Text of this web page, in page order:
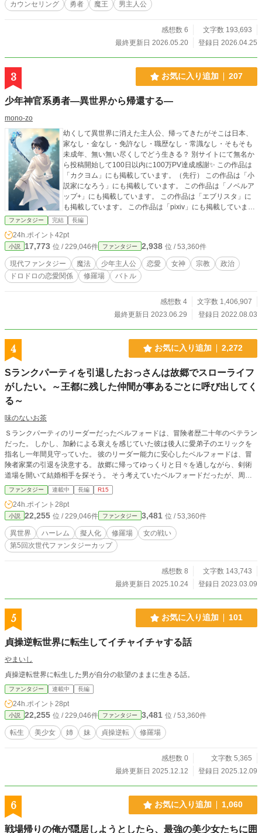
化していく。 異世界ギルド発、激重感情ヤンデレ修羅場ラブ
開催された「異世界“最かわ”ヒロインコンテスト」の週間ラン
キング1位獲得作品 カクヨム版とは第四章以降の展開を変更
s://kakuyomu.jp/works/822139846623644427
カウンセリング
勇者 魔王 男主人公
感想数 6
文字数 193,693
最終更新日 2026.05.20
登録日 2026.04.25
3 お気に入り追加 207
少年神官系勇者―異世界から帰還する―
mono-zo
幼くして異世界に消えた主人公、帰ってきたがそこは日本、
家なし・金なし・免許なし・職歴なし・常識なし・そもそも
未成年、無い無い尽くしでどう生きる？ 別サイトにて無名か
ら投稿開始して100日以内に100万PV達成感謝✨ この作品は
「カクヨム」にも掲載しています。（先行） この作品は「小
説家になろう」にも掲載しています。 この作品は「ノベルア
ップ+」にも掲載しています。 この作品は「エブリスタ」に
も掲載しています。 この作品は「pixiv」にも掲載していま
す。
ファンタジー 完結 長編
24h.ポイント 42pt
小説 17,773 位 / 229,046件 ファンタジー 2,938 位 / 53,360件
現代ファンタジー 魔法 少年主人公 恋愛 女神 宗教
政治
ドロドロの恋愛関係
修羅場 バトル
感想数 4
文字数 1,406,907
最終更新日 2023.06.29
登録日 2022.08.03
4 お気に入り追加 2,272
Sランクパーティを引退したおっさんは故郷でスローライフ
がしたい。～王都に残した仲間が事あるごとに呼び出してく
る～
味のないお茶
Ｓランクパーティのリーダーだったベルフォードは、冒険者歴二十年のベテラン
だった。 しかし、加齢による衰えを感じていた彼は後人に愛弟子のエリックを
指名し一年間見守っていた。 彼のリーダー能力に安心したベルフォードは、冒
険者家業の引退を決意する。 故郷に帰ってゆっくりと日々を過しながら、剣術
道場を開いて結婚相手を探そう。 そう考えていたベルフォードだったが、周り
は彼をほっておいてはくれなかった。 これはスローライフがしたい凄腕のおっ
さんと、彼を慕う人達が織り成す物語。
ファンタジー 連載中 長編 R15
24h.ポイント 28pt
小説 22,255 位 / 229,046件 ファンタジー 3,481 位 / 53,360件
異世界 ハーレム 擬人化 修羅場
女の戦い
第5回次世代ファンタジーカップ
感想数 8
文字数 143,743
最終更新日 2025.10.24
登録日 2023.03.09
5 お気に入り追加 101
貞操逆転世界に転生してイチャイチャする話
やまいし
貞操逆転世界に転生した男が自分の欲望のままに生きる話。
ファンタジー 連載中 長編
24h.ポイント 28pt
小説 22,255 位 / 229,046件 ファンタジー 3,481 位 / 53,360件
転生 美少女 姉 妹 貞操逆転 修羅場
感想数 0
文字数 5,365
最終更新日 2025.12.12
登録日 2025.12.09
6 お気に入り追加 1,060
戦場帰りの俺が隠居しようとしたら、最強の美少女たちに囲